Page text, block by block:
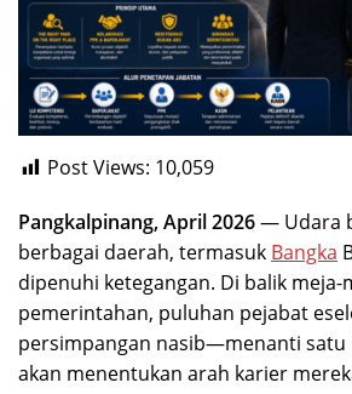
Post Views: 10,059
Pangkalpinang, April 2026— Udara
berbagai daerah, termasuk Bangka
dipenuhi ketegangan. Di balik
pemerintahan, puluhan pejabat
persimpangan nasib—menanti satu
akan menentukan arah karier